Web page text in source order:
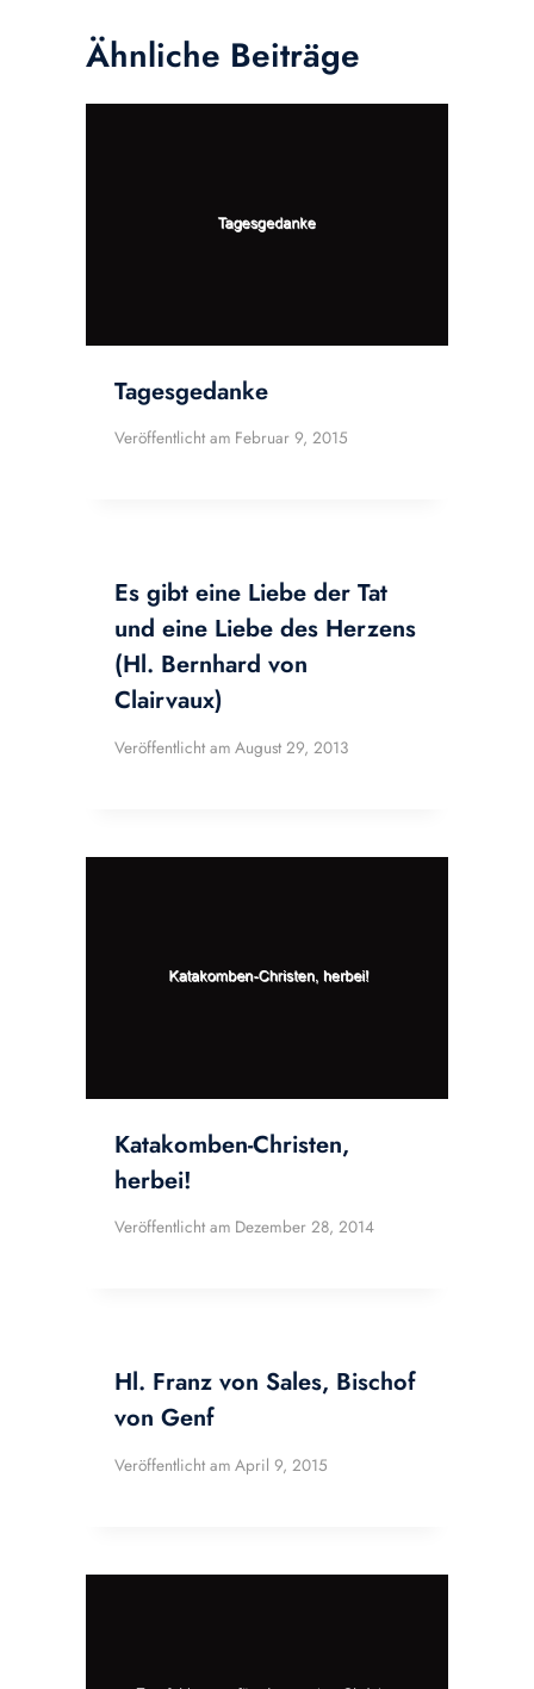
Ähnliche Beiträge
Tagesgedanke
Veröffentlicht am Februar 9, 2015
Es gibt eine Liebe der Tat
und eine Liebe des Herzens
(Hl. Bernhard von
Clairvaux)
Veröffentlicht am August 29, 2013
Katakomben-Christen,
herbei!
Veröffentlicht am Dezember 28, 2014
Hl. Franz von Sales, Bischof
von Genf
Veröffentlicht am April 9, 2015